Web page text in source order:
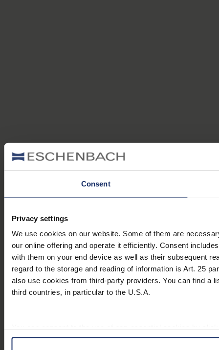
Consent
Privacy settings
We use cookies on our website. Some of them are
our online offering and operate it efficiently. Consent
with them on your end device as well as their subsequent
regard to the storage and reading of information is Art. 25
also use cookies from third-party providers. You can find a
third countries, in particular to the U.S.A.
settings at any time and deselect cookies at any time (in